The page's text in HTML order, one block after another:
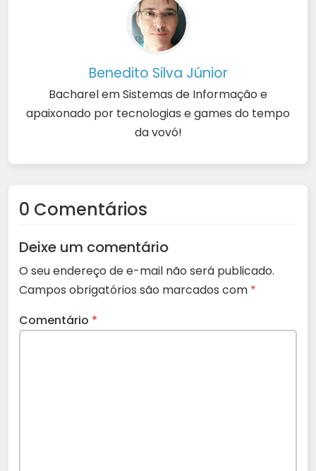
Benedito Silva Júnior
Bacharel em Sistemas de Informação e
apaixonado por tecnologias e games do tempo
da vovó!
0 Comentários
Deixe um comentário
O seu endereço de e-mail não será publicado.
Campos obrigatórios são marcados com *
Comentário *